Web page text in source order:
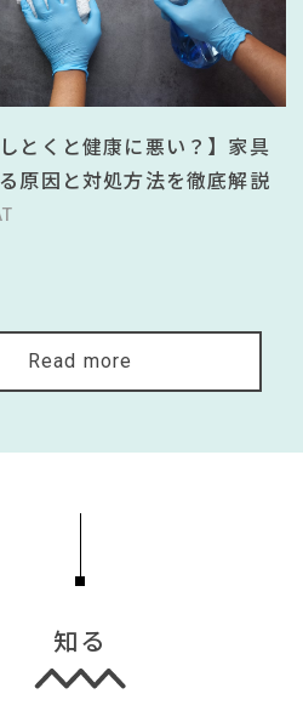
とくと健康に悪い？】家具
原因と対処方法を徹底解説
Read more
知る